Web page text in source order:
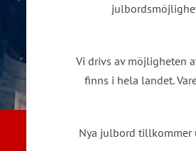
Vi drivs av möjligheten
finns i hela landet.
Nya julbord tillkommer